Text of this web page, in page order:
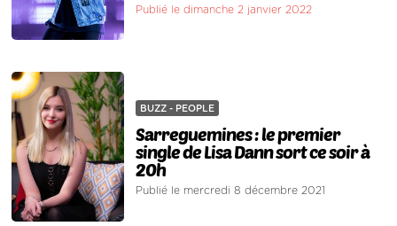
Publié le dimanche 2 janvier 2022
BUZZ - PEOPLE
Sarreguemines : le premier
single de Lisa Dann sort ce soir à
20h
Publié le mercredi 8 décembre 2021